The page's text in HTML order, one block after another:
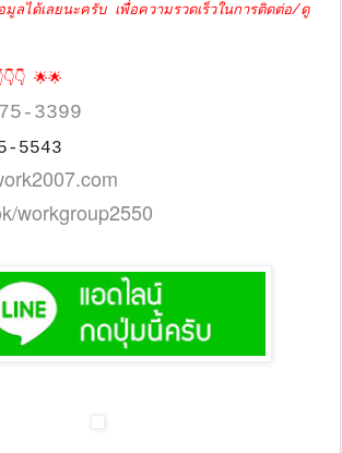
ลได้เลยนะครับ เพื่อความรวดเร็วในการติดต่อ/ดู
🌟🌟
3399
5543
workgroup2550